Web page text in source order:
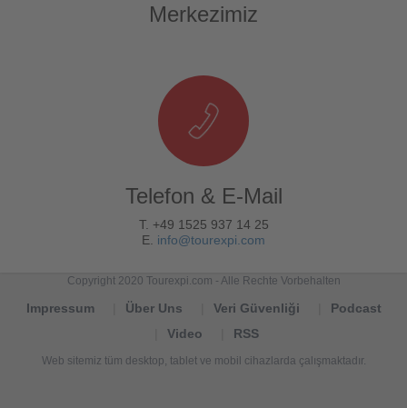
Merkezimiz
Telefon & E-Mail
T. +49 1525 937 14 25
E. info@tourexpi.com
Copyright 2020 Tourexpi.com - Alle Rechte Vorbehalten
Impressum Über Uns Veri Güvenliği
Podcast
Video
RSS
Web sitemiz tüm desktop, tablet ve mobil cihazlarda çalışmaktadır.